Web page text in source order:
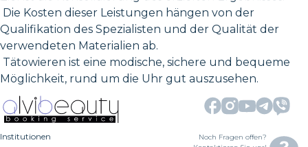
Die Kosten dieser Leistungen hängen von der
Qualifikation des Spezialisten und der Qualität der
verwendeten Materialien ab.
Tätowieren ist eine modische, sichere und bequeme
Möglichkeit, rund um die Uhr gut auszusehen.
Institutionen
Noch Fragen offen?